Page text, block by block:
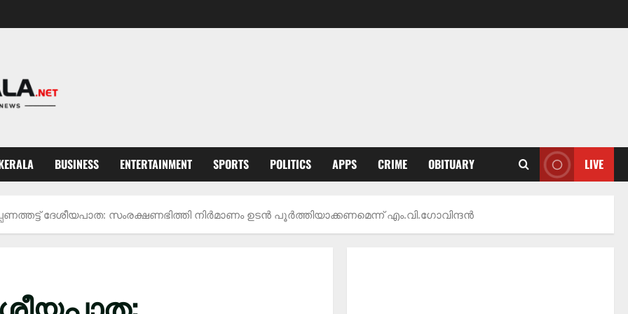
BUSINESS ENTERTAINMENT SPORTS POLITICS APPS CRIME OBITUARY LIVE
ദേശീയപാത: സംരക്ഷണഭിത്തി നിർമാണം ഉടൻ പൂർത്തിയാക്കണമെന്ന് എം.വി.ഗോവിന്ദൻ